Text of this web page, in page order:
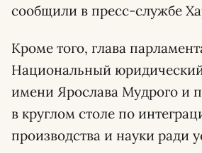
сообщили в пресс-службе
Кроме того, глава
Национальный
имени Ярослава Мудрого и
в круглом столе по
производства и науки ради